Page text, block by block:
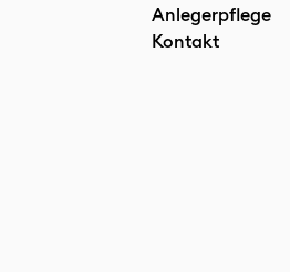
Anlegerpflege
Kontakt